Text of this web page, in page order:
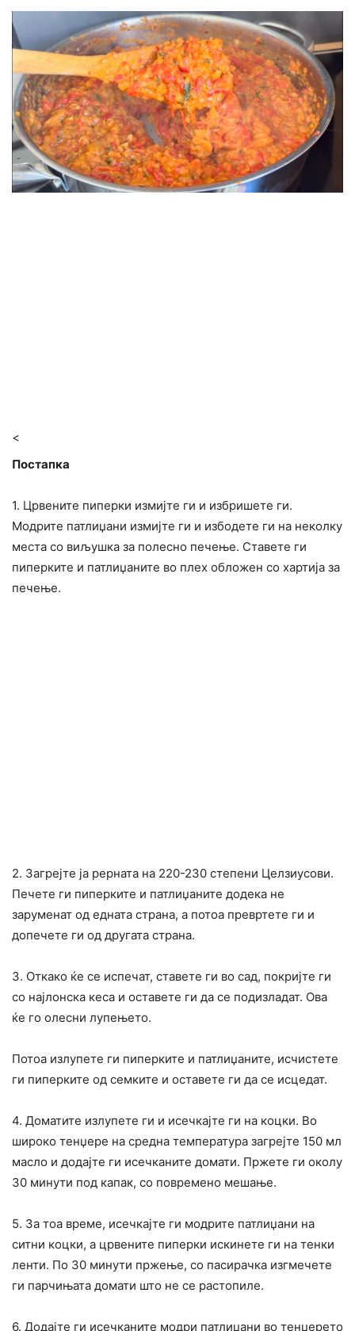
<
Постапка
1. Црвените пиперки измијте ги и избришете ги.
Модрите патлиџани измијте ги и избодете ги на неколку
места со виљушка за полесно печење. Ставете ги
пиперките и патлиџаните во плех обложен со хартија за
печење.
2. Загрејте ја рерната на 220-230 степени Целзиусови.
Печете ги пиперките и патлиџаните додека не
заруменат од едната страна, а потоа превртете ги и
допечете ги од другата страна.
3. Откако ќе се испечат, ставете ги во сад, покријте ги
со најлонска кеса и оставете ги да се подизладат. Ова
ќе го олесни лупењето.
Потоа излупете ги пиперките и патлиџаните, исчистете
ги пиперките од семките и оставете ги да се исцедат.
4. Доматите излупете ги и исечкајте ги на коцки. Во
широко тенџере на средна температура загрејте 150 мл
масло и додајте ги исечканите домати. Пржете ги околу
30 минути под капак, со повремено мешање.
5. За тоа време, исечкајте ги модрите патлиџани на
ситни коцки, а црвените пиперки искинете ги на тенки
ленти. По 30 минути пржење, со пасирачка изгмечете
ги парчињата домати што не се растопиле.
6. Додајте ги исечканите модри патлиџани во тенџерето